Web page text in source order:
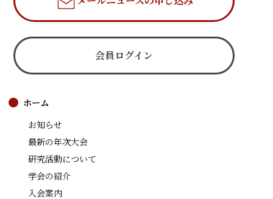
会員ログイン
ホーム
お知らせ
最新の年次大会
研究活動について
学会の紹介
入会案内